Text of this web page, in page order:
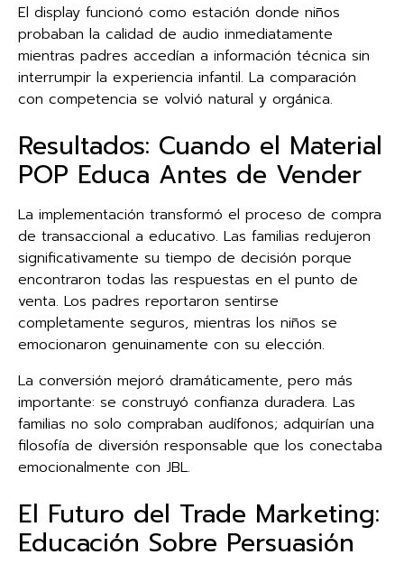
El display funcionó como estación donde niños
probaban la calidad de audio inmediatamente
mientras padres accedían a información técnica sin
interrumpir la experiencia infantil. La comparación
con competencia se volvió natural y orgánica.
Resultados: Cuando el Material
POP Educa Antes de Vender
La implementación transformó el proceso de compra
de transaccional a educativo. Las familias redujeron
significativamente su tiempo de decisión porque
encontraron todas las respuestas en el punto de
venta. Los padres reportaron sentirse
completamente seguros, mientras los niños se
emocionaron genuinamente con su elección.
La conversión mejoró dramáticamente, pero más
importante: se construyó confianza duradera. Las
familias no solo compraban audífonos; adquirían una
filosofía de diversión responsable que los conectaba
emocionalmente con JBL.
El Futuro del Trade Marketing:
Educación Sobre Persuasión